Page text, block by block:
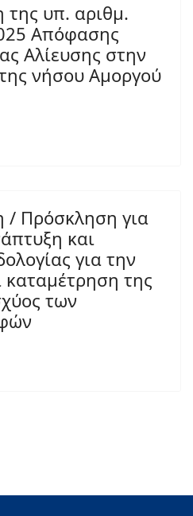
της υπ. αριθμ.
Απόφασης
Αλίευσης στην
νήσου Αμοργού
/ Πρόσκληση για
και
για την
της
των